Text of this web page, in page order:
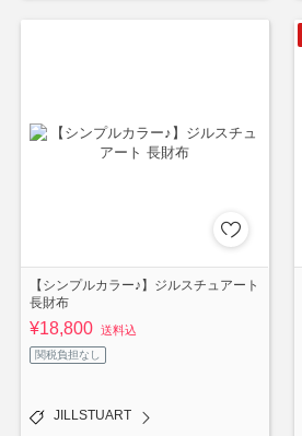
【シンプルカラー♪】ジルスチュアート
長財布
¥18,800 送料込
関税負担なし
JILLSTUART